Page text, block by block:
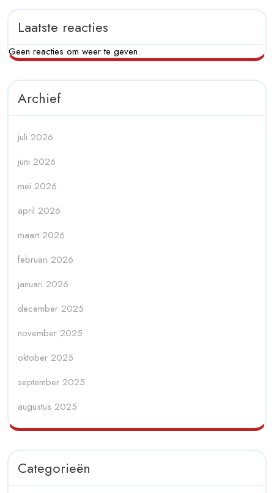
Laatste reacties
Geen reacties om weer te geven.
Archief
juli 2026
juni 2026
mei 2026
april 2026
maart 2026
februari 2026
januari 2026
december 2025
november 2025
oktober 2025
september 2025
augustus 2025
Categorieën